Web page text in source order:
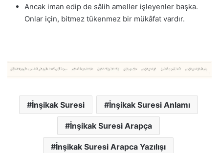
Ancak iman edip de sâlih ameller işleyenler başka.
Onlar için, bitmez tükenmez bir mükâfat vardır.
İnşikak Suresi İnşikak Suresi Anlamı
İnşikak Suresi Arapça
İnşikak Suresi Arapca Yazılışı